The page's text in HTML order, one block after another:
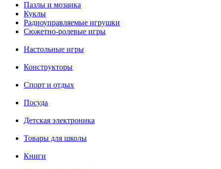
Пазлы и мозаика
Куклы
Радиоуправляемые игрушки
Сюжетно-ролевые игры
Настольные игры
Конструкторы
Спорт и отдых
Посуда
Детская электроника
Товары для школы
Книги